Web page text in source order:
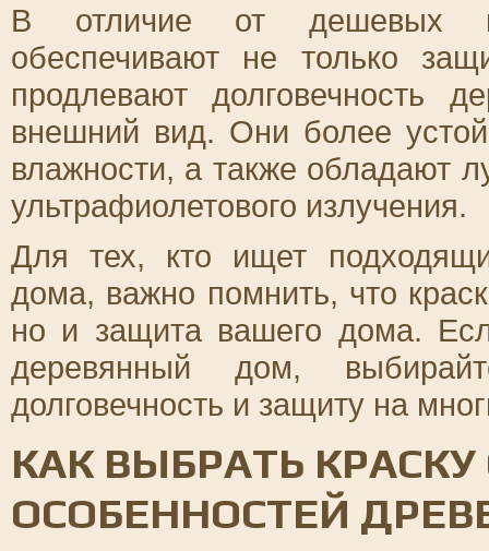
В отличие от дешевых
обеспечивают не только
продлевают долговечность
внешний вид. Они более
влажности, а также обладают
ультрафиолетового излучения.
Для тех, кто ищет
дома, важно помнить, что
но и защита вашего дома.
деревянный дом,
долговечность и защиту на
КАК ВЫБРАТЬ
ОСОБЕННОСТЕЙ